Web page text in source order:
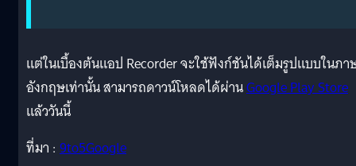
แต่ในเบื้องต้นแอป Recorder จะใช้ฟังก์ชันได้เต็มรูปแบบในภา
อังกฤษเท่านั้น สามารถดาวน์โหลดได้ผ่านGoogle Play Store
แล้ววันนี้
ที่มา : 9to5Google